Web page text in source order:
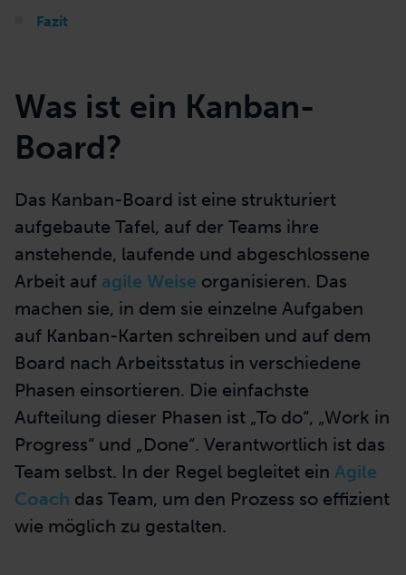
Fazit
Was ist ein Kanban-
Board?
Das Kanban-Board ist eine strukturiert
aufgebaute Tafel, auf der Teams ihre
anstehende, laufende und abgeschlossene
Arbeit auf agile Weise organisieren. Das
machen sie, in dem sie einzelne Aufgaben
auf Kanban-Karten schreiben und auf dem
Board nach Arbeitsstatus in verschiedene
Phasen einsortieren. Die einfachste
Aufteilung dieser Phasen ist „To do“, „Work in
Progress“ und „Done“. Verantwortlich ist das
Team selbst. In der Regel begleitet ein Agile
Coach das Team, um den Prozess so effizient
wie möglich zu gestalten.